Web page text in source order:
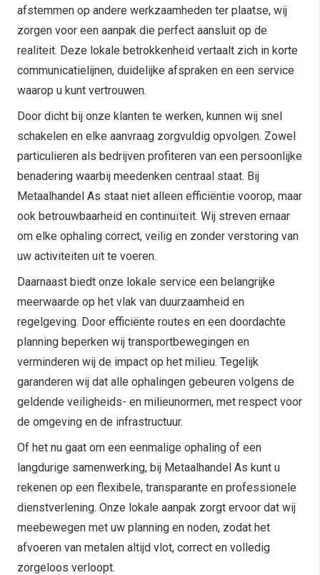
afstemmen op andere werkzaamheden ter plaatse, wij
zorgen voor een aanpak die perfect aansluit op de
realiteit. Deze lokale betrokkenheid vertaalt zich in korte
communicatielijnen, duidelijke afspraken en een service
waarop u kunt vertrouwen.
Door dicht bij onze klanten te werken, kunnen wij snel
schakelen en elke aanvraag zorgvuldig opvolgen. Zowel
particulieren als bedrijven profiteren van een persoonlijke
benadering waarbij meedenken centraal staat. Bij
Metaalhandel As staat niet alleen efficiëntie voorop, maar
ook betrouwbaarheid en continuïteit. Wij streven ernaar
om elke ophaling correct, veilig en zonder verstoring van
uw activiteiten uit te voeren.
Daarnaast biedt onze lokale service een belangrijke
meerwaarde op het vlak van duurzaamheid en
regelgeving. Door efficiënte routes en een doordachte
planning beperken wij transportbewegingen en
verminderen wij de impact op het milieu. Tegelijk
garanderen wij dat alle ophalingen gebeuren volgens de
geldende veiligheids- en milieunormen, met respect voor
de omgeving en de infrastructuur.
Of het nu gaat om een eenmalige ophaling of een
langdurige samenwerking, bij Metaalhandel As kunt u
rekenen op een flexibele, transparante en professionele
dienstverlening. Onze lokale aanpak zorgt ervoor dat wij
meebewegen met uw planning en noden, zodat het
afvoeren van metalen altijd vlot, correct en volledig
zorgeloos verloopt.